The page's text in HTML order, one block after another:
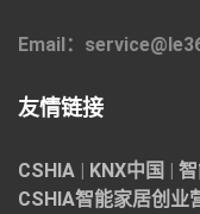
Email：
友情链接
CSHIA | KNX中国 |
CSHIA智能家居创业